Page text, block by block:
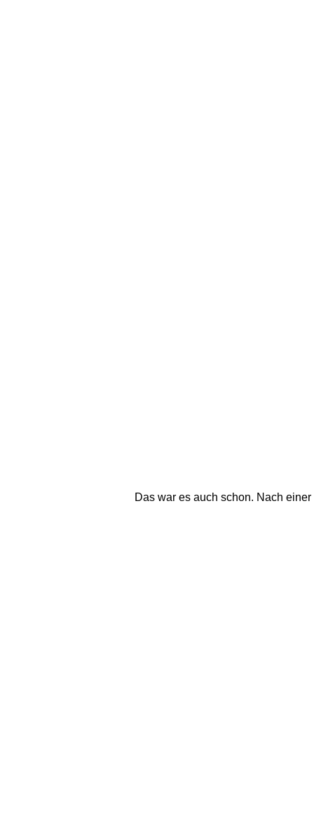
Das war es auch schon. Nach